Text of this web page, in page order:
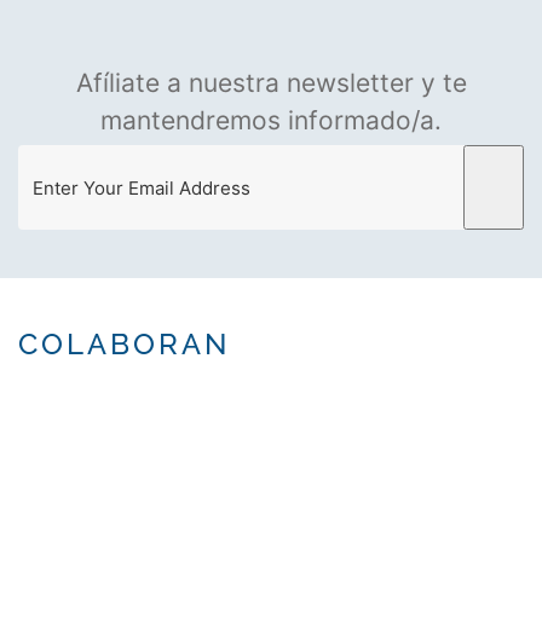
Afíliate a nuestra newsletter y te
mantendremos informado/a.
COLABORAN